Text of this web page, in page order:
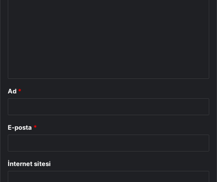
Ad *
E-posta *
İnternet sitesi